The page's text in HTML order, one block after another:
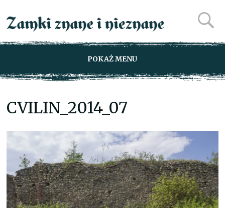
POKAŻ MENU
CVILIN_2014_07